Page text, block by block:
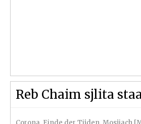
Reb Chaim sjlita